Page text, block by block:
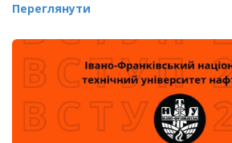
Переглянути